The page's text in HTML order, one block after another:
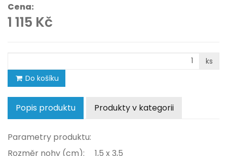
Cena:
1 115 Kč
ks
Do košíku
Popis produktu Produkty v kategorii
Parametry produktu:
Rozměr nohy (cm): 1,5 x 3,5